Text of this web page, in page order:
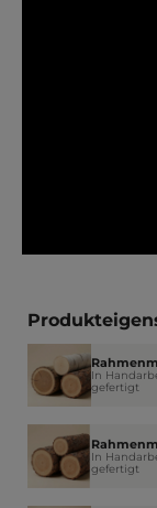
In
gefertigt
In
gefertigt